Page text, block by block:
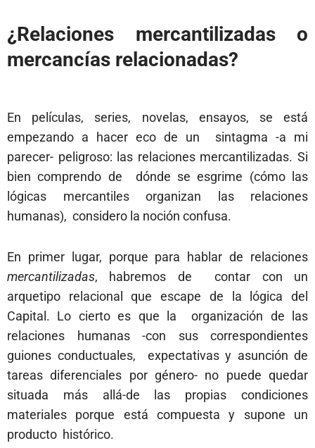
¿Relaciones mercantilizadas o
mercancías relacionadas?
En películas, series, novelas, ensayos, se está
empezando a hacer eco de un sintagma -a mi
parecer- peligroso: las relaciones mercantilizadas. Si
bien comprendo de dónde se esgrime (cómo las
lógicas mercantiles organizan las relaciones
humanas), considero la noción confusa.
En primer lugar, porque para hablar de relaciones
mercantilizadas, habremos de contar con un
arquetipo relacional que escape de la lógica del
Capital. Lo cierto es que la organización de las
relaciones humanas -con sus correspondientes
guiones conductuales, expectativas y asunción de
tareas diferenciales por género- no puede quedar
situada más allá-de las propias condiciones
materiales porque está compuesta y supone un
producto histórico.